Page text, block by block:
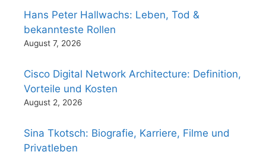
Hans Peter Hallwachs: Leben, Tod &
bekannteste Rollen
August 7, 2026
Cisco Digital Network Architecture: Definition,
Vorteile und Kosten
August 2, 2026
Sina Tkotsch: Biografie, Karriere, Filme und
Privatleben